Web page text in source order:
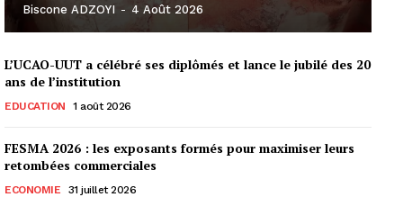
Biscone ADZOYI - 4 Août 2026
L’UCAO-UUT a célébré ses diplômés et lance le jubilé des 20
ans de l’institution
EDUCATION 1 août 2026
FESMA 2026 : les exposants formés pour maximiser leurs
retombées commerciales
ECONOMIE 31 juillet 2026